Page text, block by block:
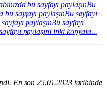
bu sayfayı paylaşınBu
bu sayfayı paylaşınBu sayfayı
paylaşınBu sayfayı
paylaşınLinki kopyala...
En son 25.01.2023 tarihinde